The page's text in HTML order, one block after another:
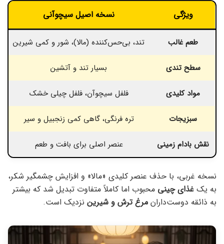
ویژگی نسخه اصیل سیچوآنی
طعم غالب تند، بی‌حس‌کننده (مالا)، شور و کمی شیرین
سطح تندی بسیار تند و آتشین
مواد کلیدی فلفل سیچوآن، فلفل چیلی خشک
سبزیجات تره فرنگی، گاهی کمی زنجبیل و سیر
نقش بادام زمینی عنصر اصلی برای بافت و طعم
نسخه غربی، با حذف عنصر کلیدی «مالا» و افزایش چشمگیر شکر،
به یک غذای چینی محبوب اما کاملاً متفاوت تبدیل شد که بیشتر
به ذائقه دوست‌داران مرغ ترش و شیرین نزدیک است.